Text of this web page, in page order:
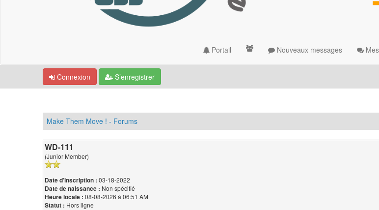
Portail Nouveaux messages
Connexion S’enregistrer
Make Them Move ! - Forums
WD-111
(Junior Member)
Date d’inscription : 03-18-2022
Date de naissance : Non spécifié
Heure locale : 08-08-2026 à 06:51 AM
Statut : Hors ligne